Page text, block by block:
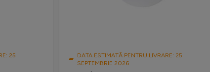
25
DATA ESTIMATĂ PENTRU LIVRARE: 25
SEPTEMBRIE 2026